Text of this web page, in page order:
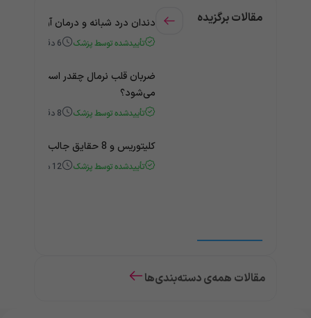
مقالات برگزیده دندان درد شبانه و درمان آن +
تأییدشده توسط پزشک 6 دقیقه
ضربان قلب نرمال چقدر است؟ چه
می‌شود؟
تأییدشده توسط پزشک 8 دقیقه
کلیتوریس و 8 حقایق جالب و باورنکردنی درباره آن
تأییدشده توسط پزشک 12 دقیقه
مقالات همه‌ی دسته‌بندی‌ها